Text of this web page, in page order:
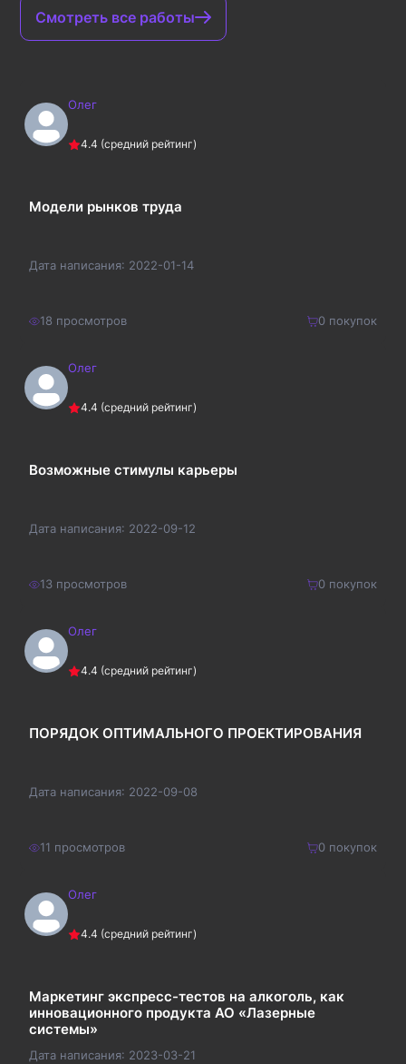
Смотреть все работы
Олег
4.4 (средний рейтинг)
Модели рынков труда
Дата написания: 2022-01-14
18 просмотров 0покупок
160₽Олег
4.4 (средний рейтинг)
Возможные стимулы карьеры
Дата написания: 2022-09-12
13 просмотров 0покупок
210₽Олег
4.4 (средний рейтинг)
ПОРЯДОК ОПТИМАЛЬНОГО ПРОЕКТИРОВАНИЯ
Дата написания: 2022-09-08
11 просмотров 0покупок
220 ₽Олег
4.4 (средний рейтинг)
Маркетинг экспресс-тестов на алкоголь, как
инновационного продукта АО «Лазерные
системы»
Дата написания: 2023-03-21